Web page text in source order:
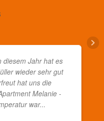
diesem Jahr hat es
wieder sehr gut
hat uns die
Melanie -
war...